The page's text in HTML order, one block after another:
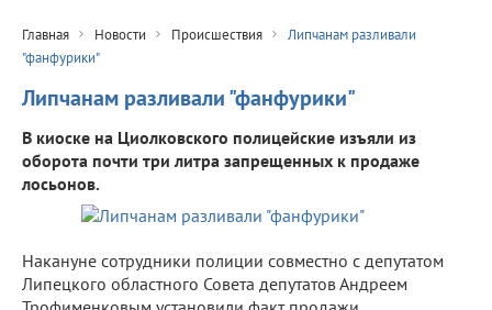
Главная Новости Происшествия
Липчанам разливали
"фанфурики"
Липчанам разливали "фанфурики"
В киоске на Циолковского полицейские изъяли из
оборота почти три литра запрещенных к продаже
лосьонов.
Накануне сотрудники полиции совместно с депутатом
Липецкого областного Совета депутатов Андреем